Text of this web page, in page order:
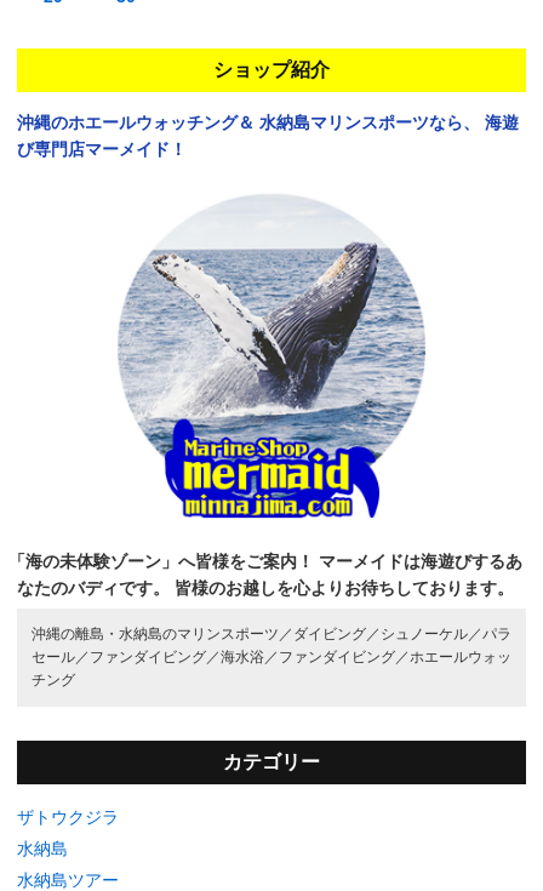
ショップ紹介
沖縄のホエールウォッチング＆ 水納島マリンスポーツなら、
海遊
び専門店マーメイド！
「海の未体験ゾーン」へ皆様をご案内！
マーメイドは海遊びするあ
なたのバディです。
皆様のお越しを心よりお待ちしております。
沖縄の離島・水納島のマリンスポーツ／ ダイビング／ シュノーケル／ パラ
セール／ ファンダイビング／海水浴／ ファンダイビング／ ホエールウォッ
チング
カテゴリー
ザトウクジラ
水納島
水納島ツアー